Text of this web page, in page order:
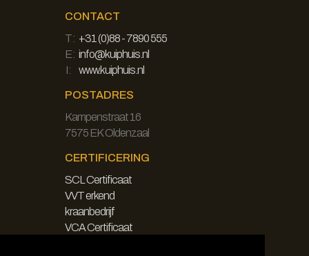
CONTACT
T: +31 (0)88 - 7890 555
E: info@kuiphuis.nl
I:
www.kuiphuis.nl
POSTADRES
Kampenstraat 16
7575 EK Oldenzaal
CERTIFICERING
SCL Certificaat
VVT erkend
kraanbedrijf
VCA Certificaat